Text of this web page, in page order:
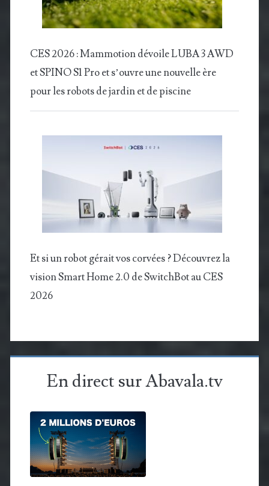
CES 2026 : Mammotion dévoile LUBA 3 AWD
et SPINO S1 Pro et s’ouvre une nouvelle ère
pour les robots de jardin et de piscine
Et si un robot gérait vos corvées ? Découvrez la
vision Smart Home 2.0 de SwitchBot au CES
2026
En direct sur Abavala.tv